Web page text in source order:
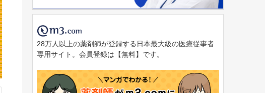
28万人以上の薬剤師が登録する日本最大級の医療従事者
専用サイト。会員登録は【無料】です。